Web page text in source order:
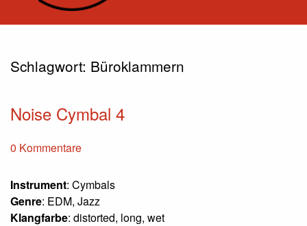
Schlagwort: Büroklammern
Noise Cymbal 4
0 Kommentare
Instrument: Cymbals
Genre: EDM, Jazz
Klangfarbe: distorted, long, wet